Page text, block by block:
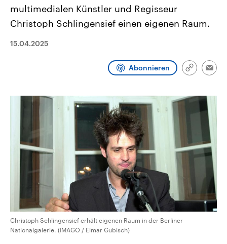
2026
Alle Informationen
Sachsen-Anhalt wählt am 6.
Landtag. Seit 2021 wird das
Wahlprogramme, aktuelle Berichte
Aktuelle Beiträge,
Hintergründe
Wirtschaftlich und
aktuelle Weltgeschehen.
Audio-Archiv
multimedialen Künstler und Regisseur
Christoph Schlingensief einen eigenen Raum.
15.04.2025
Abonnieren
Link
Christoph Schlingensief erhält eigenen Raum in der Berliner
Nationalgalerie. (IMAGO / Elmar Gubisch)